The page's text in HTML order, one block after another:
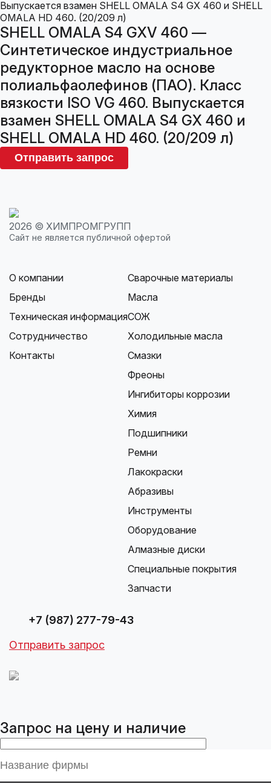
SHELL OMALA S4 GXV 460 —
Синтетическое индустриальное
редукторное масло на основе
полиальфаолефинов (ПАО). Класс
вязкости ISO VG 460. Выпускается
взамен SHELL OMALA S4 GX 460 и
SHELL OMALA HD 460. (20/209 л)
Отправить запрос
2026 © ХИМПРОМГРУПП
Сайт не является публичной офертой
О компании
Бренды
Техническая информация
Сотрудничество
Контакты
Сварочные материалы
Масла
СОЖ
Холодильные масла
Смазки
Фреоны
Ингибиторы коррозии
Химия
Подшипники
Ремни
Лакокраски
Абразивы
Инструменты
Оборудование
Алмазные диски
Специальные покрытия
Запчасти
+7 (987) 277-79-43
Отправить запрос
Запрос на цену и наличие